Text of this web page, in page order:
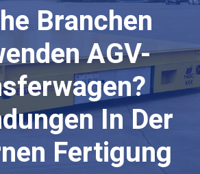
Branchen
AGV-
In Der
Fertigung